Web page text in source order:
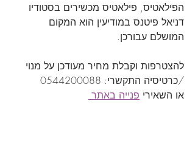
הפילאטיס, פילאטיס מכשירים בסטודיו
דניאל פיטנס במודיעין הוא המקום
המושלם עבורכן.
להצטרפות וקבלת מחיר מעודכן על מנוי
/כרטיסיה התקשרי: 0544200088
או השאירי פנייה באתר